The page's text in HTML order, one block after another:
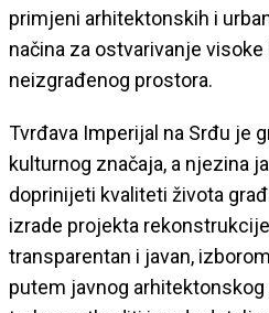
primjeni arhitektonskih i
načina za ostvarivanje
neizgrađenog prostora.
Tvrđava Imperijal na Srđu je
kulturnog značaja, a njezina
doprinijeti kvaliteti života
izrade projekta
transparentan i javan,
putem javnog